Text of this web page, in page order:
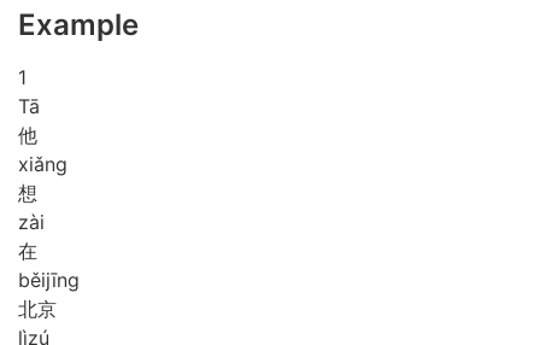
Example
1
Tā
他
xiǎng
想
zài
在
běijīng
北京
lìzú